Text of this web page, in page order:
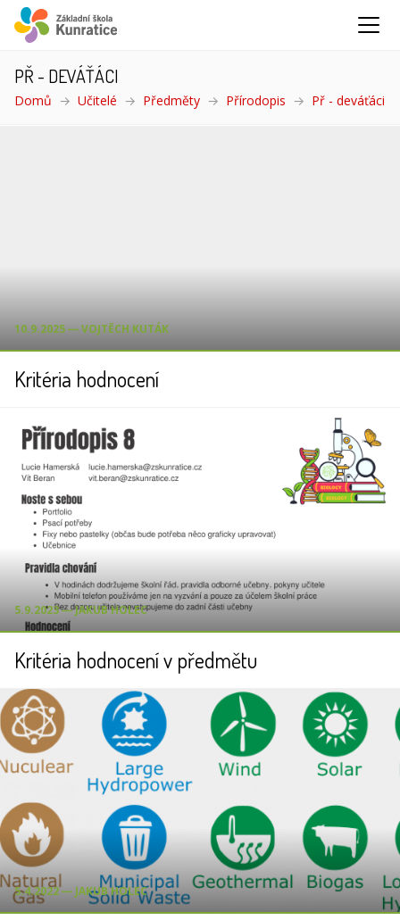
PŘ - DEVÁŤÁCI
Domů Učitelé Předměty Přírodopis Př - deváťáci
10.9.2025 ― VOJTĚCH KUTÁK
Kritéria hodnocení
5.9.2023 ― JAKUB HOLEC
Kritéria hodnocení v předmětu
5.4.2022 ― JAKUB HOLEC